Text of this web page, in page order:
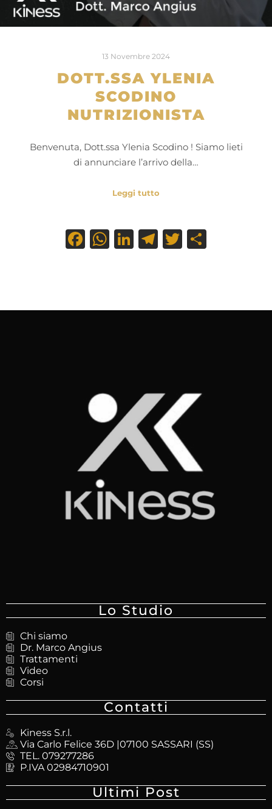
13 Novembre 2024
DOTT.SSA YLENIA
SCODINO
NUTRIZIONISTA
Benvenuta, Dott.ssa Ylenia Scodino ! Siamo lieti
di annunciare l’arrivo della…
Leggi tutto
Facebook
WhatsApp
LinkedIn
Telegram
Twitter
Lo Studio
Chi siamo
Dr. Marco Angius
Trattamenti
Video
Corsi
Contatti
Kiness S.r.l.
Via Carlo Felice 36D |07100 SASSARI (SS)
TEL. 079277286
P.IVA 02984710901
Ultimi Post